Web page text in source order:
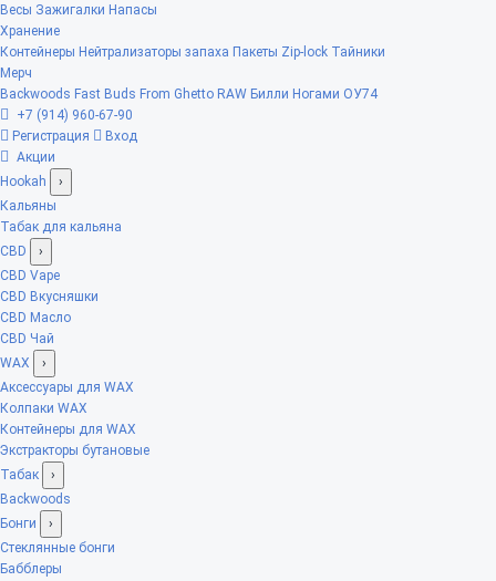
Весы Зажигалки Напасы
Хранение
Контейнеры Нейтрализаторы запаха Пакеты Zip-lock Тайники
Мерч
Backwoods Fast Buds From Ghetto RAW Билли Ногами ОУ74
+7 (914) 960-67-90
Регистрация
Вход
Акции
Hookah
›
Кальяны
Табак для кальяна
CBD
›
CBD Vape
CBD Вкусняшки
CBD Масло
CBD Чай
WAX
›
Аксессуары для WAX
Колпаки WAX
Контейнеры для WAX
Экстракторы бутановые
Табак
›
Backwoods
Бонги
›
Стеклянные бонги
Бабблеры